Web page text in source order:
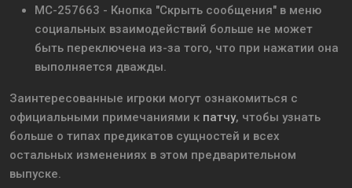
MC-257663 - Кнопка "Скрыть сообщения" в меню
социальных взаимодействий больше не может
быть переключена из-за того, что при нажатии она
выполняется дважды.
Заинтересованные игроки могут ознакомиться с
официальными примечаниями к патчу, чтобы узнать
больше о типах предикатов сущностей и всех
остальных изменениях в этом предварительном
выпуске.